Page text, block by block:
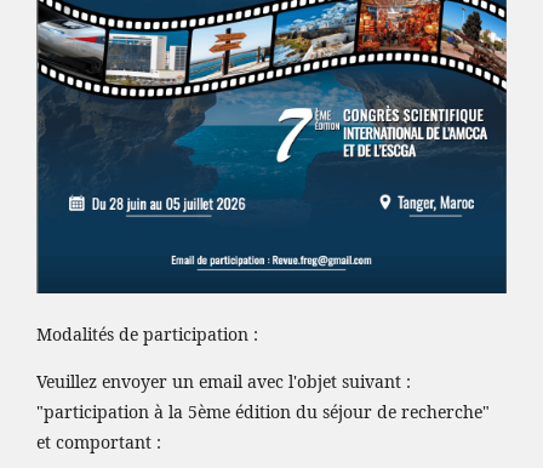
Modalités de participation :
Veuillez envoyer un email avec l'objet suivant :
"participation à la 5ème édition du séjour de recherche"
et comportant :